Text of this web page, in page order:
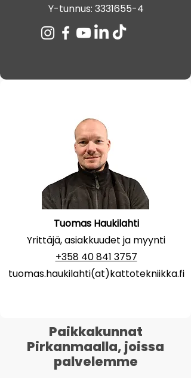
Y-tunnus: 3331655-4
Tuomas Haukilahti
Yrittäjä, asiakkuudet ja myynti
+358 40 841 3757
tuomas.haukilahti(at)kattotekniikka.fi
Paikkakunnat
Pirkanmaalla, joissa
palvelemme